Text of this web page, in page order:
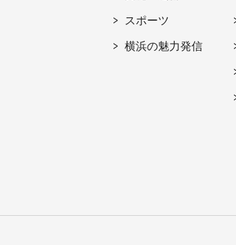
スポーツ
横浜の魅力発信